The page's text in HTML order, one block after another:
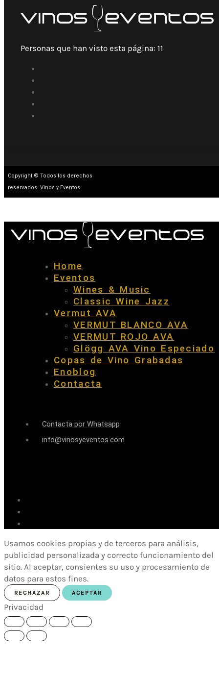
Personas que han visto esta página: 11
Copyright © Todos los derechos
reservados. Vinos y Eventos
Home
Eventos
Wines & Music
Classic Wine Jazz
Vermut AVA
VERMUT BLANCO AVA
VERMUT ROJO AVA
Glögg AVA Vino Especiado
Copas de Vino Grabadas
Enoblog
Contacta
Contacta por Whatsapp
info@vinosyeventos.com
Usamos cookies propias y de terceros para análisis,
publicidad personalizada y correcto funcionamiento del
sitio. Al aceptar, consientes su uso y procesamiento de
datos para estos fines.
RECHAZAR ACEPTAR
Privacidad